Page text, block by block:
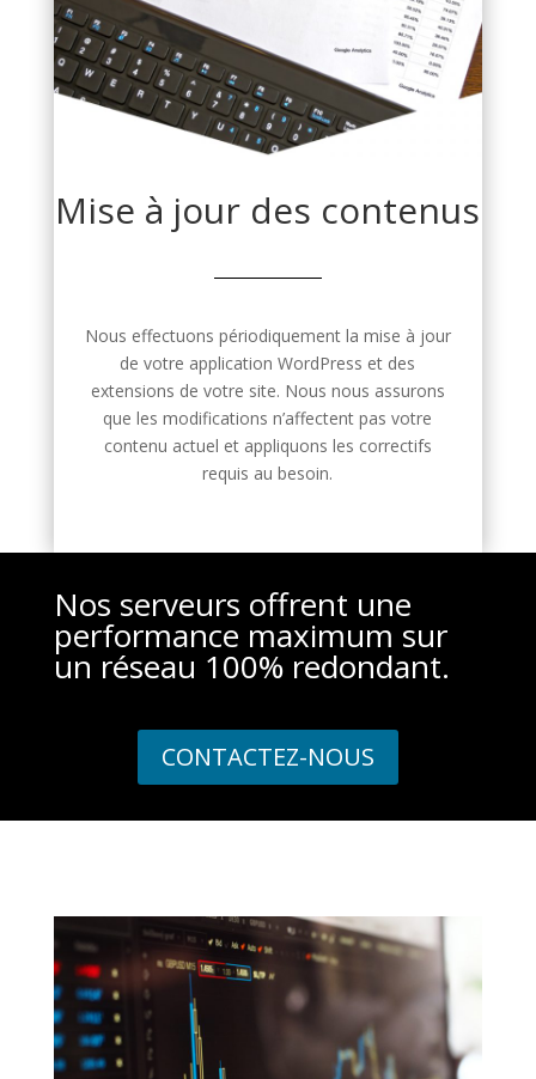
Mise à jour des contenus
Nous effectuons périodiquement la mise à jour
de votre application WordPress et des
extensions de votre site. Nous nous assurons
que les modifications n’affectent pas votre
contenu actuel et appliquons les correctifs
requis au besoin.
Nos serveurs offrent une
performance maximum sur
un réseau 100% redondant.
CONTACTEZ-NOUS